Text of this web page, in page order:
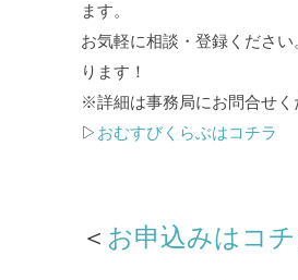
ます。
お気軽に相談・登録くださ
ります！
※詳細は事務局にお問合せく
▷ おむすびくらぶはコチラ
＜ お申込みはコチ